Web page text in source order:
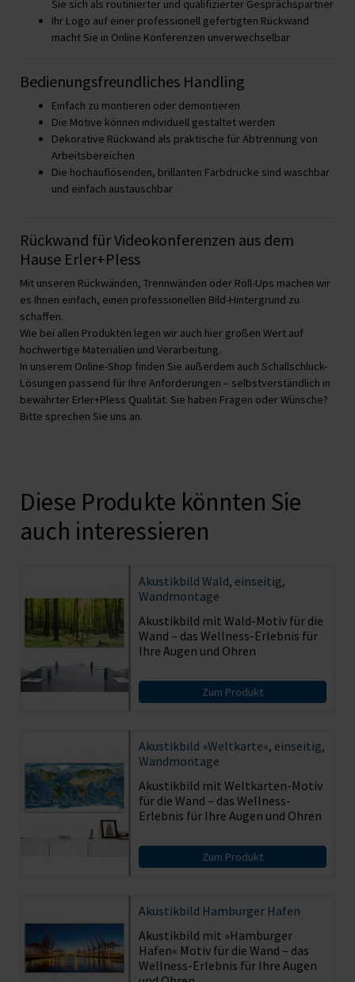
Sie sich als routinierter und qualifizierter Gesprächspartner
Ihr Logo auf einer professionell gefertigten Rückwand
macht Sie in Online Konferenzen unverwechselbar
Bedienungsfreundliches Handling
Einfach zu montieren oder demontieren
Die Motive können individuell gestaltet werden
Dekorative Rückwand als praktische für Abtrennung von
Arbeitsbereichen
Die hochauflösenden, brillanten Farbdrucke sind waschbar
und einfach austauschbar
Rückwand für Videokonferenzen aus dem
Hause Erler+Pless
Mit unseren Rückwänden, Trennwänden oder Roll-Ups machen wir
es Ihnen einfach, einen professionellen Bild-Hintergrund zu
schaffen.
Wie bei allen Produkten legen wir auch hier großen Wert auf
hochwertige Materialien und Verarbeitung.
In unserem Online-Shop finden Sie außerdem auch Schallschluck-
Lösungen passend für Ihre Anforderungen – selbstverständlich in
bewährter Erler+Pless Qualität. Sie haben Fragen oder Wünsche?
Bitte sprechen Sie uns an.
Diese Produkte könnten Sie
auch interessieren
Akustikbild Wald, einseitig,
Wandmontage
Akustikbild mit Wald-Motiv für die
Wand – das Wellness-Erlebnis für
Ihre Augen und Ohren
Zum Produkt
Akustikbild »Weltkarte«, einseitig,
Wandmontage
Akustikbild mit Weltkarten-Motiv
für die Wand – das Wellness-
Erlebnis für Ihre Augen und Ohren
Zum Produkt
Akustikbild Hamburger Hafen
Akustikbild mit »Hamburger
Hafen« Motiv für die Wand – das
Wellness-Erlebnis für Ihre Augen